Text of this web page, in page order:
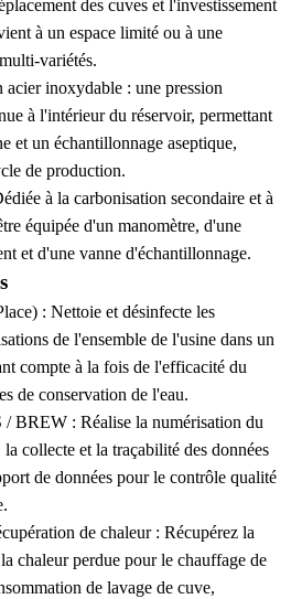
des cuves et l'investissement
à un espace limité ou à une
variétés.
acier inoxydable : une pression
à l'intérieur du réservoir, permettant
et un échantillonnage aseptique,
de production.
à la carbonisation secondaire et à
équipée d'un manomètre, d'une
et d'une vanne d'échantillonnage.
: Nettoie et désinfecte les
de l'ensemble de l'usine dans un
compte à la fois de l'efficacité du
de conservation de l'eau.
BREW : Réalise la numérisation du
collecte et la traçabilité des données
de données pour le contrôle qualité
de chaleur : Récupérez la
chaleur perdue pour le chauffage de
de lavage de cuve,